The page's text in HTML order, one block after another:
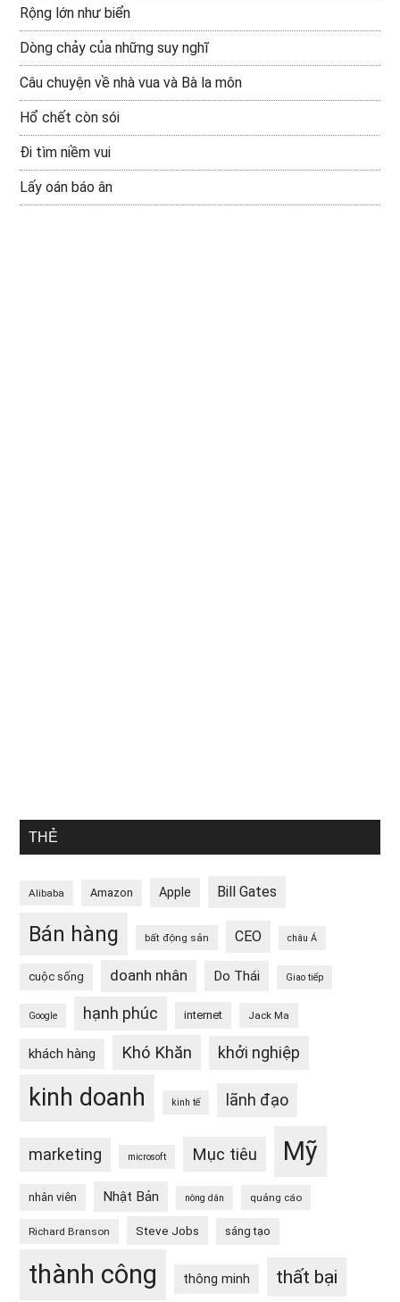
Rộng lớn như biển
Dòng chảy của những suy nghĩ
Câu chuyện về nhà vua và Bà la môn
Hổ chết còn sói
Đi tìm niềm vui
Lấy oán báo ân
THẺ
Alibaba Amazon Apple Bill Gates
Bán hàng bất động sản CEO châu Á
cuộc sống doanh nhân Do Thái Giao tiếp
Google hạnh phúc internet Jack Ma
khách hàng Khó Khăn khởi nghiệp
kinh doanh kinh tế lãnh đạo
marketing microsoft Mục tiêu Mỹ
nhân viên Nhật Bản nông dân quảng cáo
Richard Branson Steve Jobs sáng tạo
thành công thông minh thất bại